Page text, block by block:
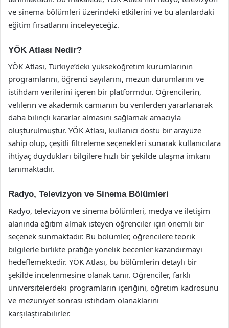
ve sinema bölümleri üzerindeki etkilerini ve bu alanlardaki
eğitim fırsatlarını inceleyeceğiz.
YÖK Atlası Nedir?
YÖK Atlası, Türkiye’deki yükseköğretim kurumlarının
programlarını, öğrenci sayılarını, mezun durumlarını ve
istihdam verilerini içeren bir platformdur. Öğrencilerin,
velilerin ve akademik camianın bu verilerden yararlanarak
daha bilinçli kararlar almasını sağlamak amacıyla
oluşturulmuştur. YÖK Atlası, kullanıcı dostu bir arayüze
sahip olup, çeşitli filtreleme seçenekleri sunarak kullanıcılara
ihtiyaç duydukları bilgilere hızlı bir şekilde ulaşma imkanı
tanımaktadır.
Radyo, Televizyon ve Sinema Bölümleri
Radyo, televizyon ve sinema bölümleri, medya ve iletişim
alanında eğitim almak isteyen öğrenciler için önemli bir
seçenek sunmaktadır. Bu bölümler, öğrencilere teorik
bilgilerle birlikte pratiğe yönelik beceriler kazandırmayı
hedeflemektedir. YÖK Atlası, bu bölümlerin detaylı bir
şekilde incelenmesine olanak tanır. Öğrenciler, farklı
üniversitelerdeki programların içeriğini, öğretim kadrosunu
ve mezuniyet sonrası istihdam olanaklarını
karşılaştırabilirler.